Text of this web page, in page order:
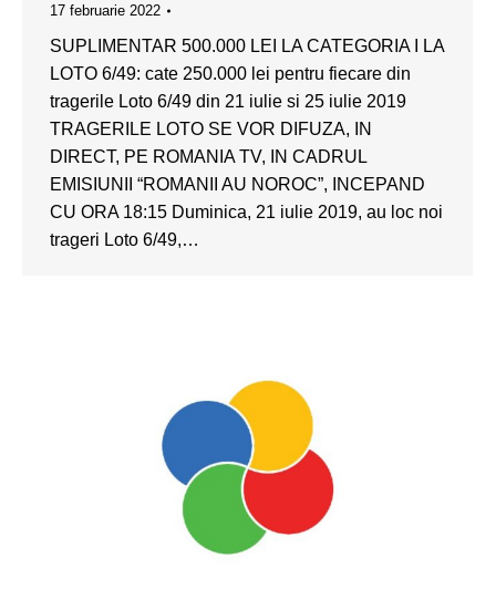
17 februarie 2022
SUPLIMENTAR 500.000 LEI LA CATEGORIA I LA
LOTO 6/49: cate 250.000 lei pentru fiecare din
tragerile Loto 6/49 din 21 iulie si 25 iulie 2019
TRAGERILE LOTO SE VOR DIFUZA, IN
DIRECT, PE ROMANIA TV, IN CADRUL
EMISIUNII “ROMANII AU NOROC”, INCEPAND
CU ORA 18:15 Duminica, 21 iulie 2019, au loc noi
trageri Loto 6/49,…